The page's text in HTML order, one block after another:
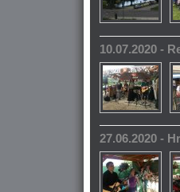
10.07.2020 -
27.06.2020 -